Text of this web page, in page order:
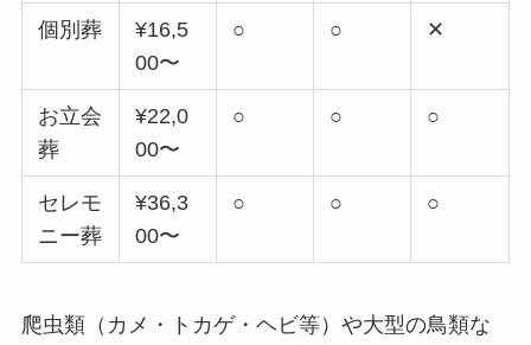
個別葬
¥16,5
00〜
○ ○ ✕
お立会
葬
¥22,0
00〜
○ ○ ○
セレモ
ニー葬
¥36,3
00〜
○ ○ ○
爬虫類（カメ・トカゲ・ヘビ等）や大型の鳥類な